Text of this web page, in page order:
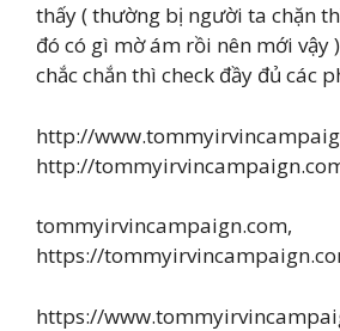
thấy ( thường bị người ta chặn
đó có gì mờ ám rồi nên mới vậy
chắc chắn thì check đầy đủ các
http://
http://
tommyirvincampaign.com,
https://
https://